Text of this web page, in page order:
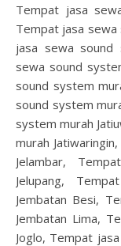
Tempat jasa
Tempat jasa sewa
jasa sewa sound
sewa sound
sound system
sound system
system murah
murah
Jelambar,
Jelupang,
Jembatan Besi,
Jembatan Lima,
Joglo, Tempat